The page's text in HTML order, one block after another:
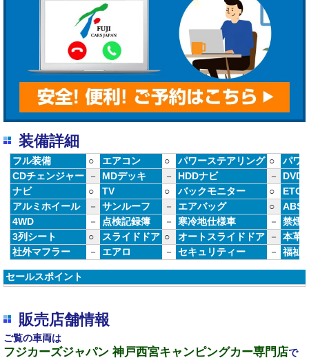
装備詳細
フル装備 ○ エアコン ○ パワーステアリング ○
パワ
CDチェンジャー
－ MDデッキ － HDDナビ －
DVD
ナビ
○ TV ○ バックモニター ○
ETC
アルミホイール
－ サンルーフ － エアバッグ ○
ABS
4WD
－ 点検記録簿 － 寒冷地仕様車 －
禁煙
3列シート
○ スライドドア ○ オートスライドドア －
本革
社外マフラー
－ エアロ － セキュリティー － 福祉
セールスポイント
販売店舗情報
ご覧の車両は
フジカーズジャパン 神戸西宮キャンピングカー専門店で